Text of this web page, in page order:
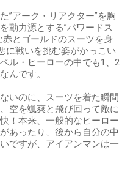
”アーク・リアクター”を胸
動力源とする”パワードス
とゴールドのスーツを身
に戦いを挑む姿がかっこい
ル・ヒーローの中でも1、2
んです。
いのに、スーツを着た瞬間
空を颯爽と飛び回って敵に
！本来、一般的なヒーロー
あったり、後から自分の中
ですが、アイアンマンは一